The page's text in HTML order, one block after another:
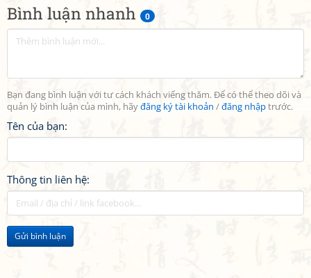
Bình luận nhanh 0
Bạn đang bình luận với tư cách khách viếng thăm. Để có thể theo dõi và
quản lý bình luận của mình, hãyđăng ký tài khoản /đăng nhậptrước.
Tên của bạn:
Thông tin liên hệ:
Gửi bình luận